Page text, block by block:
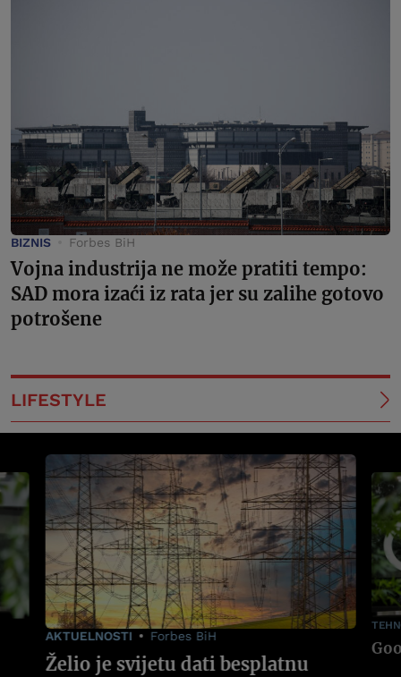
BIZNIS Forbes BiH
Vojna industrija ne može pratiti tempo:
SAD mora izaći iz rata jer su zalihe gotovo
potrošene
LIFESTYLE
AKTUELNOSTI Forbes BiH
Želio je svijetu dati besplatnu